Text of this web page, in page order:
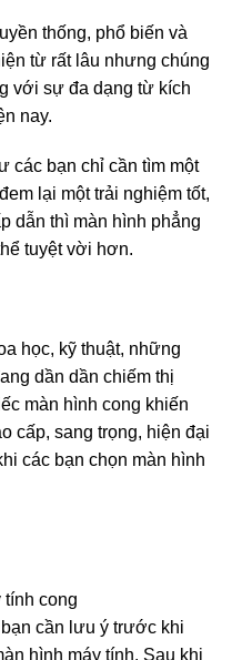
thống, phổ biến và
từ rất lâu nhưng chúng
với sự đa dạng từ kích
nay.
các bạn chỉ cần tìm một
lại một trải nghiệm tốt,
dẫn thì màn hình phẳng
tuyệt vời hơn.
học, kỹ thuật, những
dần dần chiếm thị
màn hình cong khiến
cấp, sang trọng, hiện đại
các bạn chọn màn hình
tính cong
cần lưu ý trước khi
hình máy tính. Sau khi